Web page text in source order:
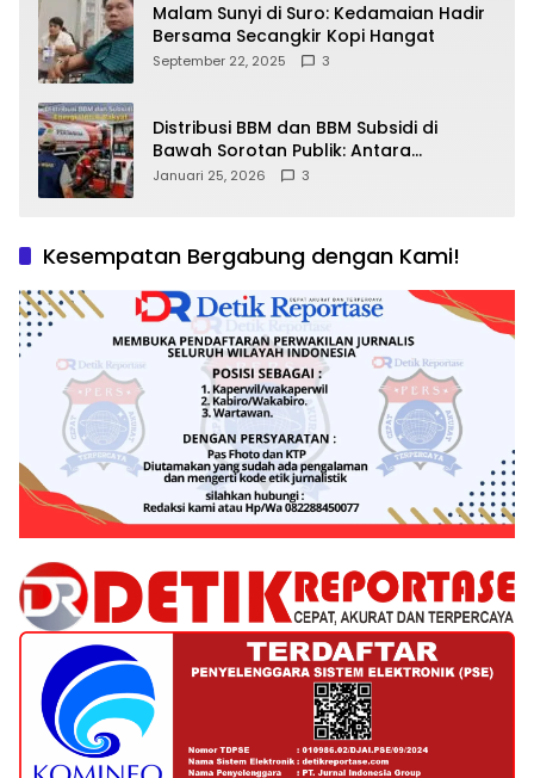
Malam Sunyi di Suro: Kedamaian Hadir
Bersama Secangkir Kopi Hangat
September 22, 2025 3
Distribusi BBM dan BBM Subsidi di
Bawah Sorotan Publik: Antara
Kepentingan Negara, Hak Konsumen,
Januari 25, 2026 3
Kesempatan Bergabung dengan Kami!